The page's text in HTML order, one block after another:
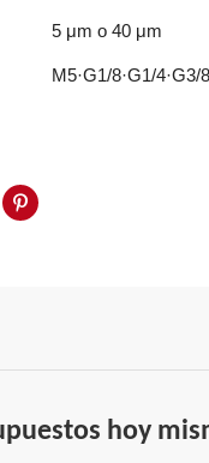
5 μm o 40 μm
M5·G1/8·G1/4·G3/
hoy